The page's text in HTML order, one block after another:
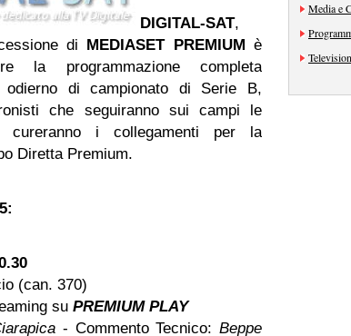
DIGITAL-SAT,
di MEDIASET PREMIUM è
la programmazione completa
odierno di campionato di Serie B,
che seguiranno sui campi le
i collegamenti per la
Diretta Premium.
(can. 370)
su PREMIUM PLAY
- Commento Tecnico: Beppe
Media e